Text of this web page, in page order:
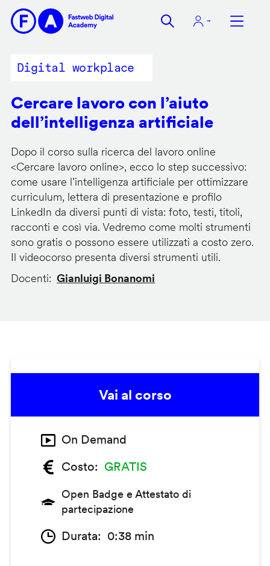
contenuto
Digital workplace
Cercare lavoro con l’aiuto
dell’intelligenza artificiale
Dopo il corso sulla ricerca del lavoro online
<Cercare lavoro online>, ecco lo step successivo:
come usare l’intelligenza artificiale per ottimizzare
curriculum, lettera di presentazione e profilo
LinkedIn da diversi punti di vista: foto, testi, titoli,
racconti e così via. Vedremo come molti strumenti
sono gratis o possono essere utilizzati a costo zero.
Il videocorso presenta diversi strumenti utili.
Docenti
Gianluigi Bonanomi
Vai al corso
On Demand
Costo
GRATIS
Open Badge e Attestato di
partecipazione
Durata 0:38 min